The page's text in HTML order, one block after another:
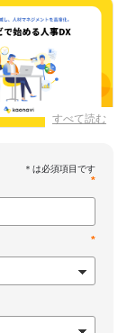
すべて読む
」「なかなかデジ
とに抵抗がある」
業も少なくあり
のポイントを解
*
*